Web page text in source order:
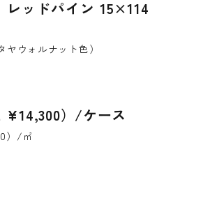
ッドパイン 15×114
ヤウォルナット色）
¥14,300）/ケース
）/㎡